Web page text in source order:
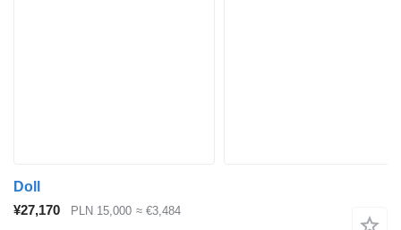
Doll
¥27,170
PLN 15,000 ≈ €3,484